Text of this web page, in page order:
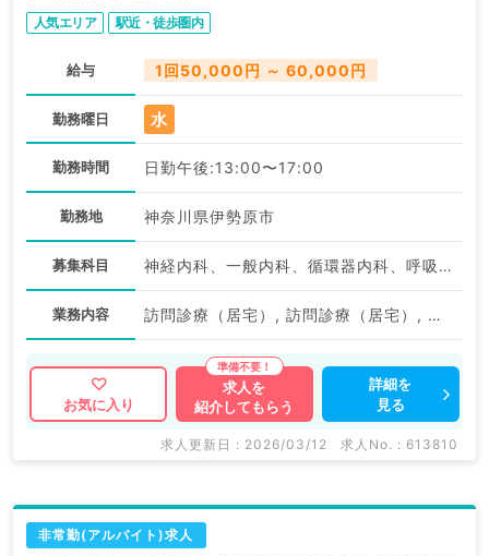
人気エリア 駅近・徒歩圏内
給与 1回50,000円 ～ 60,000円
勤務曜日 水
勤務時間 日勤午後:13:00〜17:00
勤務地 神奈川県伊勢原市
募集科目 神経内科、一般内科、循環器内科、呼吸器内科、消化器内科、内分泌・代謝内科、腎臓内科、老年内科、血液内科、膠原病科
業務内容 訪問診療（居宅）, 訪問診療（居宅）, 訪問診療（施設）, 訪問診療（施設）, 訪問診療（居宅）, 訪問診療（施設）
お気に入り
求人を
紹介してもらう
詳細を
見る
求人更新日 : 2026/03/12 求人No. : 613810
非常勤(アルバイト)求人